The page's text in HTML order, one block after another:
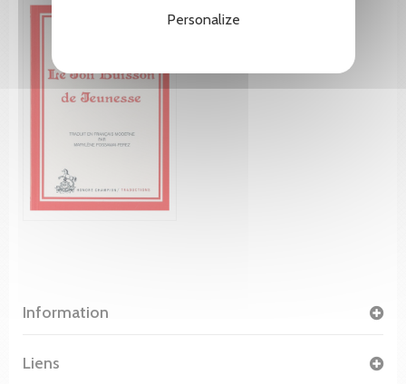
Personalize
Information
Liens